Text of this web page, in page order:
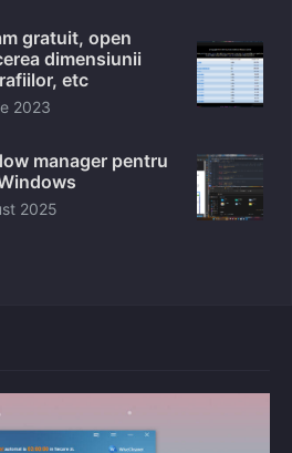
gratuit, open
dimensiunii
etc
2023
manager pentru
2025